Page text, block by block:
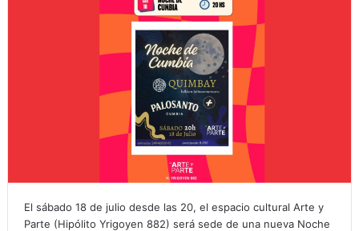
El sábado 18 de julio desde las 20, el espacio cultural Arte y
Parte (Hipólito Yrigoyen 882) será sede de una nueva Noche